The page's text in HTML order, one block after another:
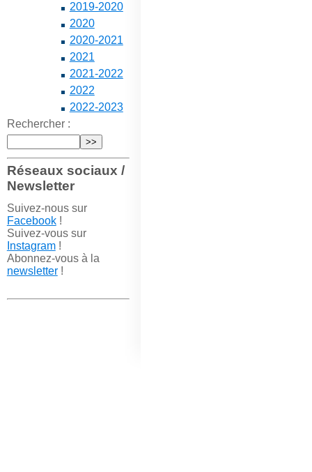
2019-2020
2020
2020-2021
2021
2021-2022
2022
2022-2023
Rechercher :
Réseaux sociaux /
Newsletter
Suivez-nous sur
Facebook!
Suivez-vous sur
Instagram!
Abonnez-vous à la
newsletter!